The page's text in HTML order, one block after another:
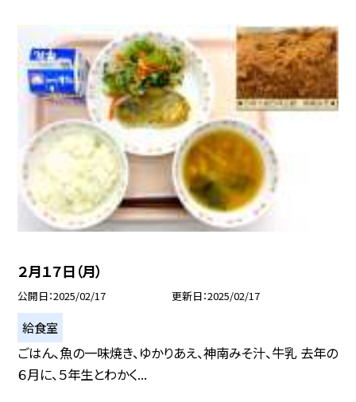
２月１７日（月）
公開日 2025/02/17 更新日 2025/02/17
給食室
ごはん、魚の一味焼き、ゆかりあえ、神南みそ汁、牛乳 去年の
６月に、５年生とわかく...